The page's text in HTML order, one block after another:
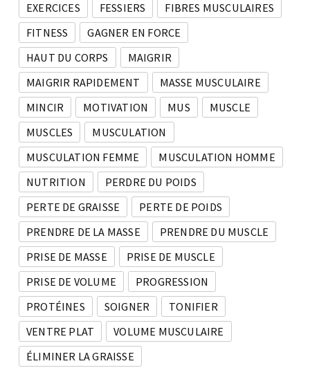
EXERCICES
FESSIERS
FIBRES MUSCULAIRES
FITNESS
GAGNER EN FORCE
HAUT DU CORPS
MAIGRIR
MAIGRIR RAPIDEMENT
MASSE MUSCULAIRE
MINCIR
MOTIVATION MUS
MUSCLE
MUSCLES
MUSCULATION
MUSCULATION FEMME
MUSCULATION HOMME
NUTRITION
PERDRE DU POIDS
PERTE DE GRAISSE
PERTE DE POIDS
PRENDRE DE LA MASSE
PRENDRE DU MUSCLE
PRISE DE MASSE
PRISE DE MUSCLE
PRISE DE VOLUME
PROGRESSION
PROTÉINES
SOIGNER
TONIFIER
VENTRE PLAT
VOLUME MUSCULAIRE
ÉLIMINER LA GRAISSE